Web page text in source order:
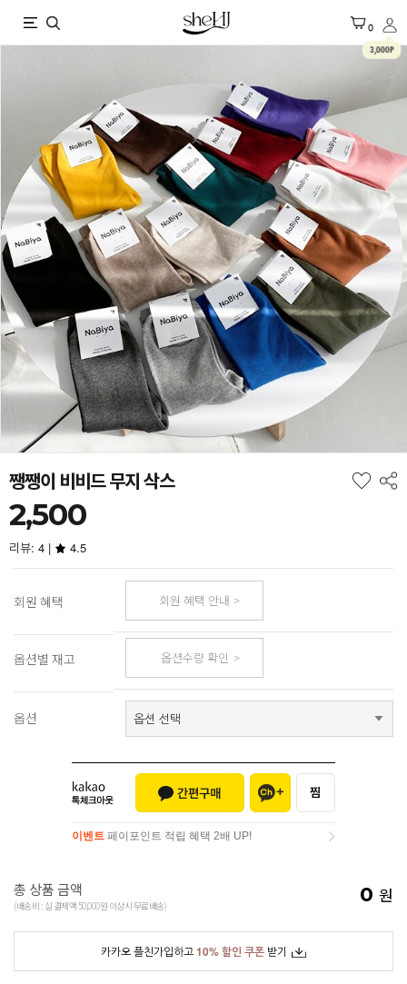
X 0
3,000P
쨍쨍이 비비드 무지 삭스
2,500
리뷰: 4 | 4.5
회원 혜택 회원 혜택 안내
옵션별 재고 옵션수량 확인
옵션
이벤트 페이포인트 적립 혜택 2배 UP!
총 상품 금액
(배송비 : 실 결제액 50,000원 이상시 무료배송) 0 원
카카오 플친가입하고10% 할인 쿠폰 받기